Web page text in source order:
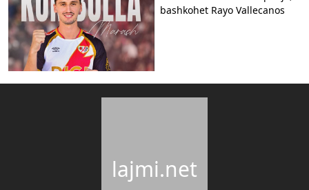
bashkohet Rayo Vallecanos
lajmi.net